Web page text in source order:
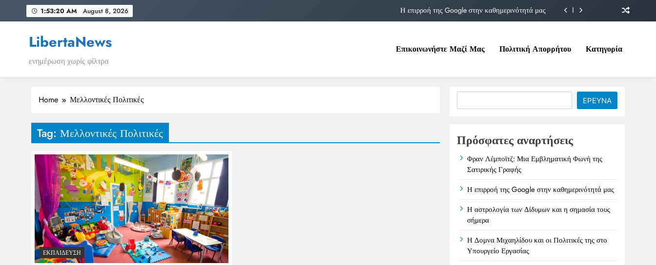
1:53:20 AM August 8, 2026
Η επιρροή της Google στην καθημερινότητά μας
Η Δομνα Μιχαηλίδου και οι Πολιτικές της στο Υπουργείο Εργασίας
Η επιρροή της Google στην καθημερινότητά μας
Η αστρολογία των Δίδυμων και η σημασία τους σήμερα
LibertaNews
ενημέρωση χωρίς φίλτρα
Επικοινωνήστε Μαζί Μας Πολιτική Απορρήτου Κατηγορία
Home Μελλοντικές Πολιτικές
Tag: Μελλοντικές Πολιτικές
ΕΚΠΑΊΔΕΥΣΗ
ΕΡΕΥΝΑ
Πρόσφατες αναρτήσεις
Φραν Λέμποϊτζ: Μια Εμβληματική Φωνή της
Σατιρικής Γραφής
Η επιρροή της Google στην καθημερινότητά μας
Η αστρολογία των Δίδυμων και η σημασία τους
σήμερα
Η Δομνα Μιχαηλίδου και οι Πολιτικές της στο
Υπουργείο Εργασίας